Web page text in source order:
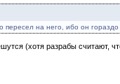
пересел на него, ибо он
(хотя разрабы считают,